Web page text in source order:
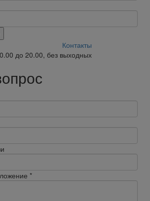
Контакты
до 20.00, без выходных
*